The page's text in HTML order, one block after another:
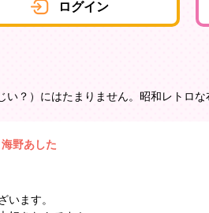
ログイン
い？）にはたまりません。昭和レトロ
海野あした
います。